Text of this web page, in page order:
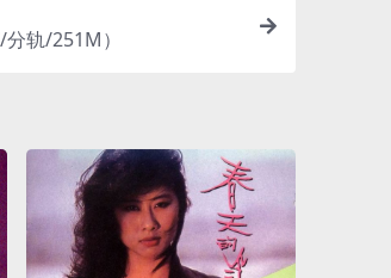
轨/251M）